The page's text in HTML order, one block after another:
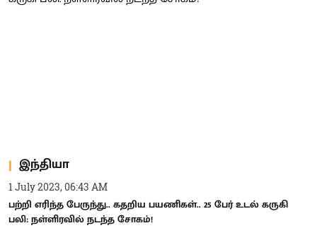
இந்தியா
1 July 2023, 06:43 AM
பற்றி எரிந்த பேருந்து.. கதறிய பயணிகள்.. 25 பேர் உடல் கருகி
பலி: நள்ளிரவில் நடந்த சோகம்!